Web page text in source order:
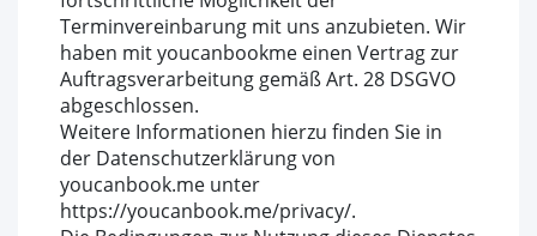
Terminvereinbarung mit uns anzubieten. Wir
haben mit youcanbookme einen Vertrag zur
Auftragsverarbeitung gemäß Art. 28 DSGVO
abgeschlossen.
Weitere Informationen hierzu finden Sie in
der Datenschutzerklärung von
youcanbook.me unter
https://youcanbook.me/privacy/.